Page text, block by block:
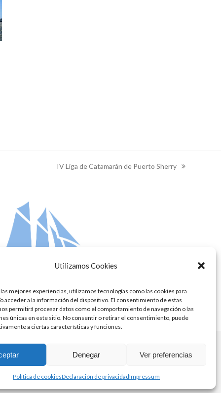
Utilizamos Cookies
mejores experiencias, utilizamos tecnologías como las cookies para
acceder a la información del dispositivo. El consentimiento de estas
permitirá procesar datos como el comportamiento de navegación o las
únicas en este sitio. No consentir o retirar el consentimiento, puede
a ciertas características y funciones.
Denegar Ver preferencias
Política de cookiesDeclaración de privacidadImpressum
next
IV Liga de Catamarán de Puerto Sherry